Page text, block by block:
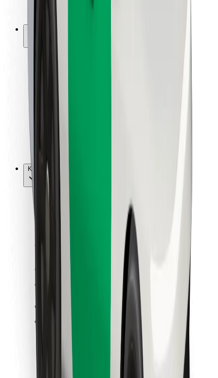
„Bolt“ įkrovimo stotelės
Keleiviams
Vairuotojams
Kurjeriams
Automobilių nuomos įmonių savininkams
Restoranams
„Bolt for Business“
Kita
Paslaugų teikėjai
Sąlygos
Automobilis atvyks per kelias minutes!
Atsisiųsti programėlę „Bolt“
Raskite savo mėgstamą maistą!
Atsisiųsti programėlę „Bolt Food“